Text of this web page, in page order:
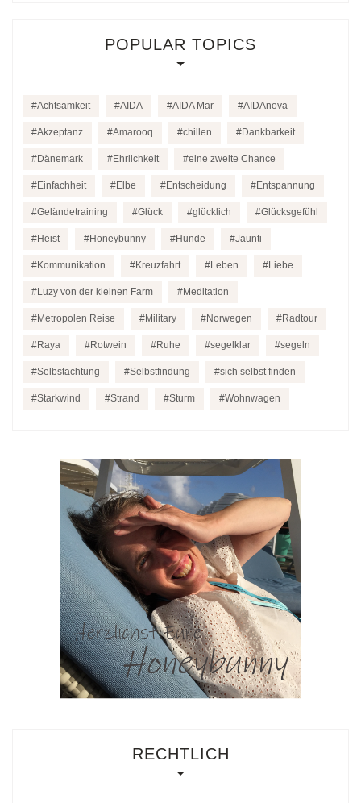
POPULAR TOPICS
Achtsamkeit AIDA AIDA Mar AIDAnova
Akzeptanz Amarooq chillen Dankbarkeit
Dänemark Ehrlichkeit eine zweite Chance
Einfachheit Elbe Entscheidung Entspannung
Geländetraining Glück glücklich Glücksgefühl
Heist Honeybunny Hunde Jaunti
Kommunikation Kreuzfahrt Leben Liebe
Luzy von der kleinen Farm Meditation
Metropolen Reise Military Norwegen Radtour
Raya Rotwein Ruhe segelklar segeln
Selbstachtung Selbstfindung sich selbst finden
Starkwind Strand Sturm Wohnwagen
RECHTLICH